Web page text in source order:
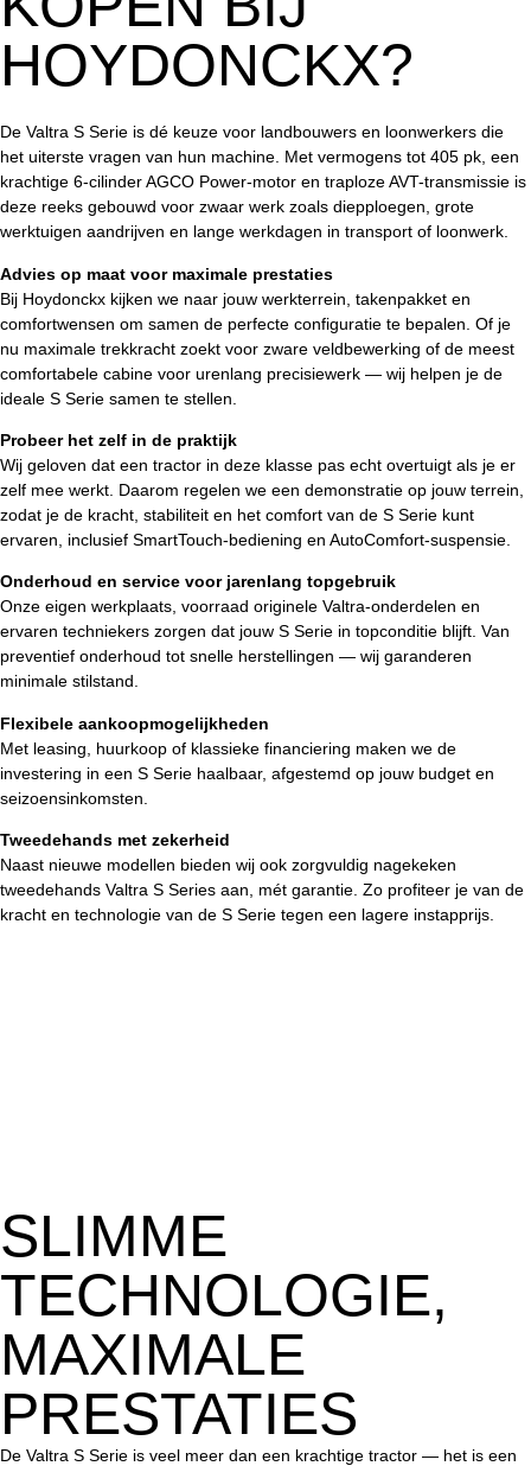
HOYDONCKX?
De Valtra S Serie is dé keuze voor landbouwers en loonwerkers die
het uiterste vragen van hun machine. Met vermogens tot 405 pk, een
krachtige 6-cilinder AGCO Power-motor en traploze AVT-transmissie is
deze reeks gebouwd voor zwaar werk zoals diepploegen, grote
werktuigen aandrijven en lange werkdagen in transport of loonwerk.
Advies op maat voor maximale prestaties
Bij Hoydonckx kijken we naar jouw werkterrein, takenpakket en
comfortwensen om samen de perfecte configuratie te bepalen. Of je
nu maximale trekkracht zoekt voor zware veldbewerking of de meest
comfortabele cabine voor urenlang precisiewerk — wij helpen je de
ideale S Serie samen te stellen.
Probeer het zelf in de praktijk
Wij geloven dat een tractor in deze klasse pas echt overtuigt als je er
zelf mee werkt. Daarom regelen we een demonstratie op jouw terrein,
zodat je de kracht, stabiliteit en het comfort van de S Serie kunt
ervaren, inclusief SmartTouch-bediening en AutoComfort-suspensie.
Onderhoud en service voor jarenlang topgebruik
Onze eigen werkplaats, voorraad originele Valtra-onderdelen en
ervaren techniekers zorgen dat jouw S Serie in topconditie blijft. Van
preventief onderhoud tot snelle herstellingen — wij garanderen
minimale stilstand.
Flexibele aankoopmogelijkheden
Met leasing, huurkoop of klassieke financiering maken we de
investering in een S Serie haalbaar, afgestemd op jouw budget en
seizoensinkomsten.
Tweedehands met zekerheid
Naast nieuwe modellen bieden wij ook zorgvuldig nagekeken
tweedehands Valtra S Series aan, mét garantie. Zo profiteer je van de
kracht en technologie van de S Serie tegen een lagere instapprijs.
SLIMME
TECHNOLOGIE,
MAXIMALE
PRESTATIES
De Valtra S Serie is veel meer dan een krachtige tractor — het is een